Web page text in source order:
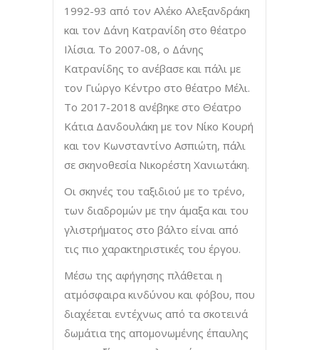
1992-93 από τον Αλέκο Αλεξανδράκη
και τον Δάνη Κατρανίδη στο θέατρο
Ιλίσια. Το 2007-08, ο Δάνης
Κατρανίδης το ανέβασε και πάλι με
τον Γιώργο Κέντρο στο θέατρο Μέλι.
To 2017-2018 ανέβηκε στο Θέατρο
Κάτια Δανδουλάκη με τον Νίκο Κουρή
και τον Κωνσταντίνο Ασπιώτη, πάλι
σε σκηνοθεσία Νικορέστη Χανιωτάκη.
Οι σκηνές του ταξιδιού με το τρένο,
των διαδρομών με την άμαξα και του
γλιστρήματος στο βάλτο είναι από
τις πιο χαρακτηριστικές του έργου.
Μέσω της αφήγησης πλάθεται η
ατμόσφαιρα κινδύνου και φόβου, που
διαχέεται εντέχνως από τα σκοτεινά
δωμάτια της απομονωμένης έπαυλης